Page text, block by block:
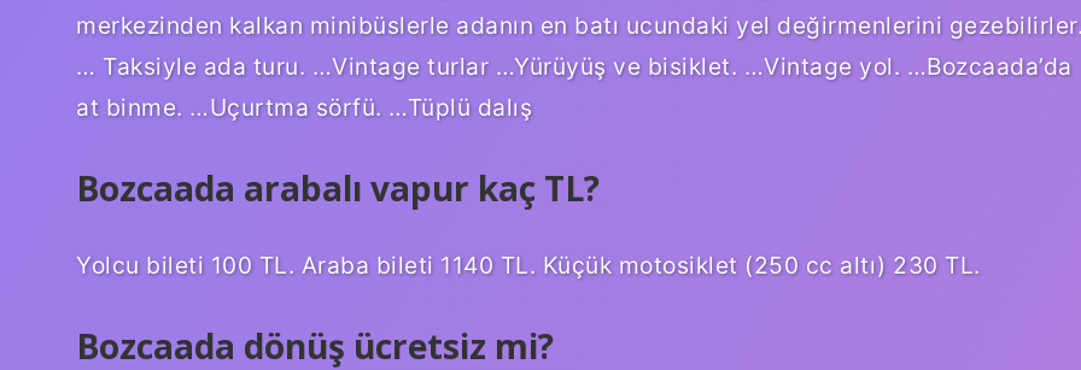
merkezinden kalkan minibüslerle adanın en batı ucundaki yel değirmenlerini
… Taksiyle ada turu. …Vintage turlar …Yürüyüş ve bisiklet. …Vintage yol. …Bozcaada’da
at binme. …Uçurtma sörfü. …Tüplü dalış
Bozcaada arabalı vapur kaç TL?
Yolcu bileti 100 TL. Araba bileti 1140 TL. Küçük motosiklet (250 cc altı) 230 TL.
Bozcaada dönüş ücretsiz mi?